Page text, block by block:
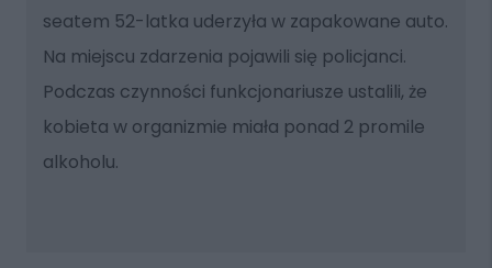
seatem 52-latka uderzyła w zapakowane auto.
Na miejscu zdarzenia pojawili się policjanci.
Podczas czynności funkcjonariusze ustalili, że
kobieta w organizmie miała ponad 2 promile
alkoholu.